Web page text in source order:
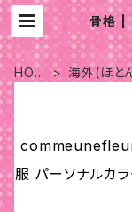
骨格
ヌフル
ナル
HOM
海外(ほと
commeunefleur
服 パーソナルカ